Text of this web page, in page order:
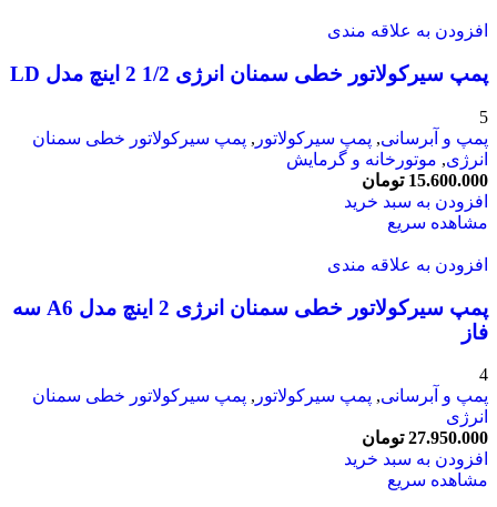
افزودن به علاقه مندی
پمپ سیرکولاتور خطی سمنان انرژی 1/2 2 اینچ مدل LD
5
پمپ و آبرسانی, پمپ سیرکولاتور , پمپ سیرکولاتور خطی سمنان
انرژی, موتورخانه و گرمایش
15.600.000 تومان
افزودن به سبد خرید
مشاهده سریع
افزودن به علاقه مندی
پمپ سیرکولاتور خطی سمنان انرژی 2 اینچ مدل A6 سه
فاز
4
پمپ و آبرسانی, پمپ سیرکولاتور , پمپ سیرکولاتور خطی سمنان
انرژی
27.950.000 تومان
افزودن به سبد خرید
مشاهده سریع